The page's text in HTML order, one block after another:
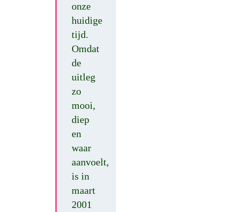
onze
huidige
tijd.
Omdat
de
uitleg
zo
mooi,
diep
en
waar
aanvoelt,
is in
maart
2001